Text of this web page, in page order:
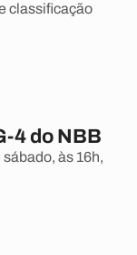
classificação
4 do NBB
às 16h,